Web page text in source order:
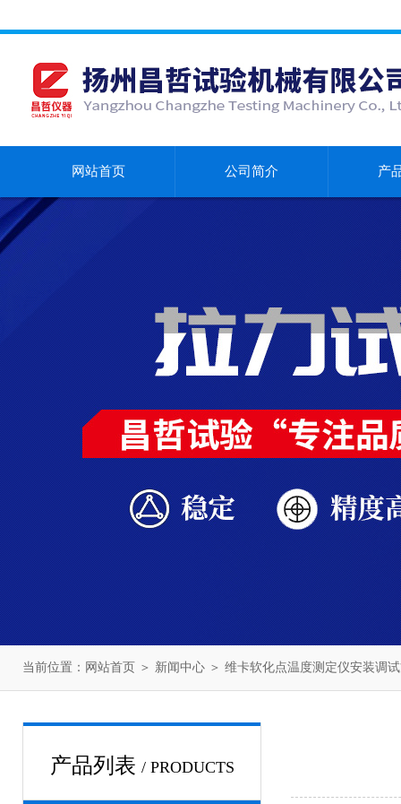
网站首页 公司简介 产
当前位置： 网站首页 ＞ 新闻中心 ＞ 维卡软化点温度测定仪安装调
产品列表 / PRODUCTS